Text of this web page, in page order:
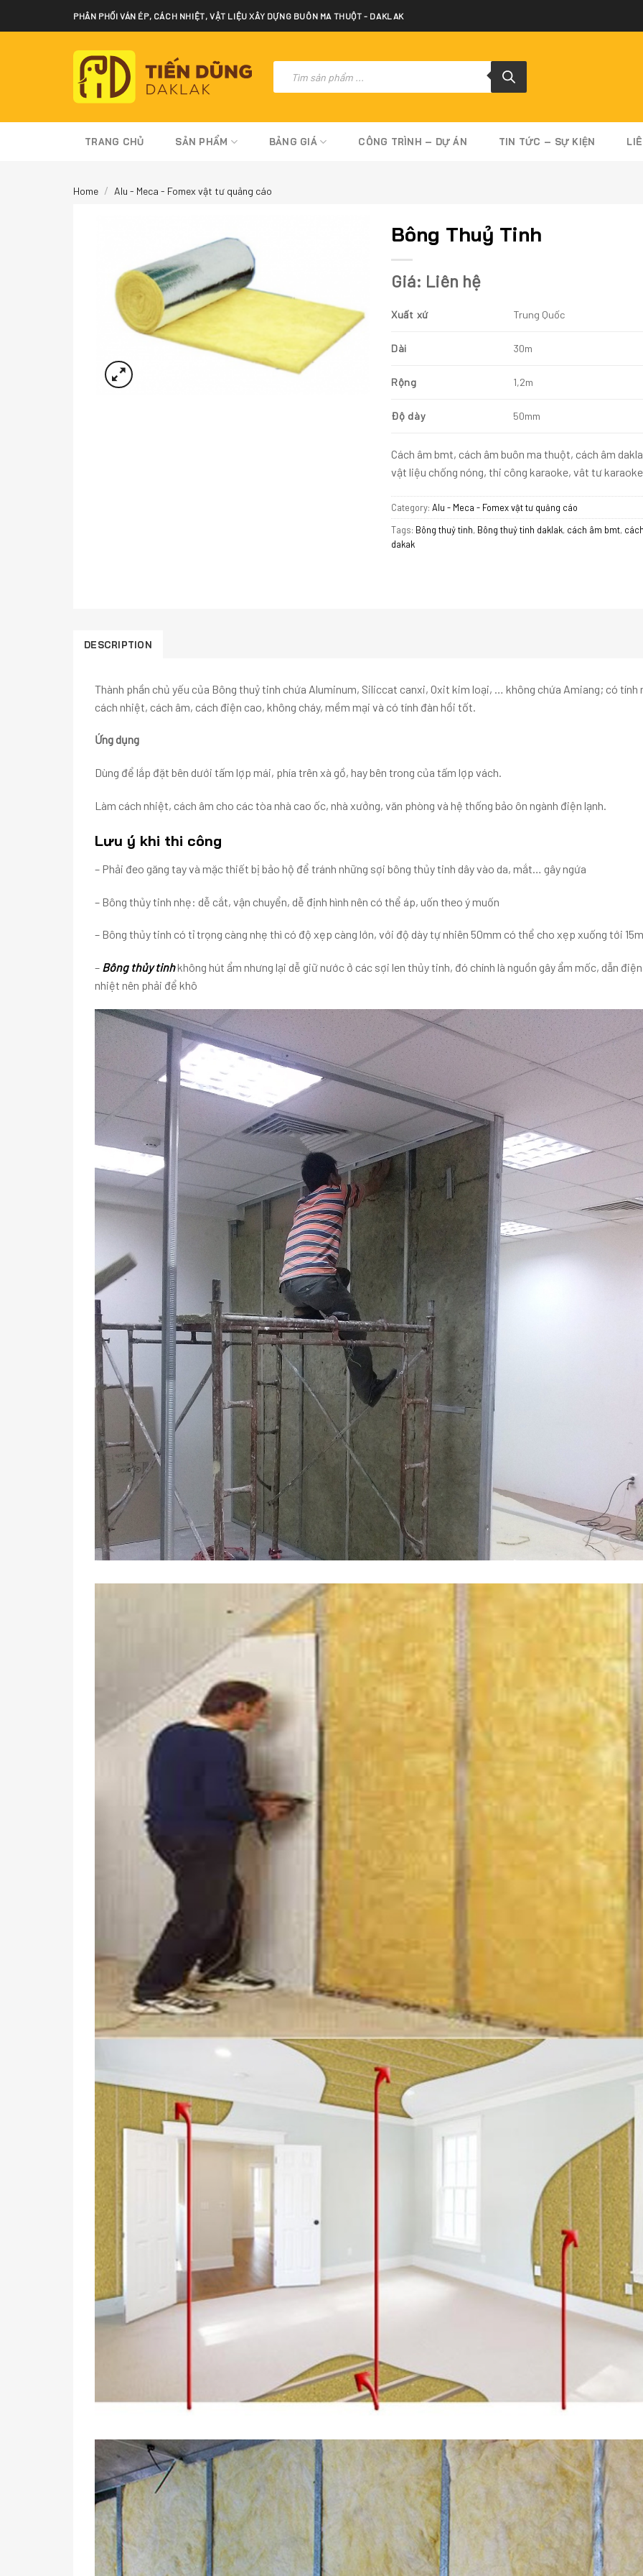
PHÂN PHỐI VÁN ÉP, CÁCH NHIỆT, VẬT LIỆU XÂY DỰNG BUÔN MA THUỘT - DAKLAK
Tìm
phẩm
TRANG CHỦ SẢN PHẨM BẢNG GIÁ CÔNG TRÌNH – DỰ ÁN TIN TỨC – SỰ KIỆN
Home / Alu - Meca - Fomex vật tư quảng cáo
Bông Thuỷ Tinh
Giá: Liên hệ
Xuất xứ Trung Quốc
Dài 30m
Rộng 1,2m
Độ dày 50mm
Cách âm bmt, cách âm buôn ma thuột, cách âm
vật liệu chống nóng, thi công karaoke, vât tư karaoke
Category: Alu - Meca - Fomex vật tư quảng cáo
Tags: Bông thuỷ tinh, Bông thuỷ tinh daklak, cách âm bmt,
dakak
DESCRIPTION
Thành phần chủ yếu của Bông thuỷ tinh chứa Aluminum, Siliccat canxi, Oxit kim loại, … không chứa Amiang; có tính
cách nhiệt, cách âm, cách điện cao, không cháy, mềm mại và có tính đàn hồi tốt.
Ứng dụng
Dùng để lắp đặt bên dưới tấm lợp mái, phía trên xà gồ, hay bên trong của tấm lợp vách.
Làm cách nhiệt, cách âm cho các tòa nhà cao ốc, nhà xưởng, văn phòng và hệ thống bảo ôn ngành điện lạnh.
Lưu ý khi thi công
– Phải đeo găng tay và mặc thiết bị bảo hộ để tránh những sợi bông thủy tinh dây vào da, mắt… gây ngứa
– Bông thủy tinh nhẹ: dễ cắt, vận chuyển, dễ định hình nên có thể áp, uốn theo ý muốn
– Bông thủy tinh có tỉ trọng càng nhẹ thì có độ xẹp càng lớn, với độ dày tự nhiên 50mm có thể cho xẹp xuống tới
– Bông thủy tinhkhông hút ẩm nhưng lại dễ giữ nước ở các sợi len thủy tinh, đó chính là nguồn gây ẩm mốc, dẫn
nhiệt nên phải để khô